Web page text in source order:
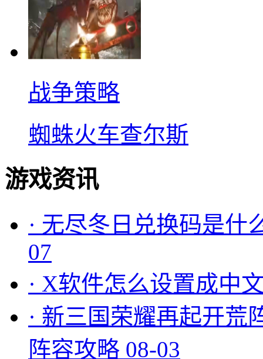
战争策略
蜘蛛火车查尔斯
游戏资讯
· 无尽冬日兑换码是什
07
· X软件怎么设置成中
· 新三国荣耀再起开荒
阵容攻略 08-03